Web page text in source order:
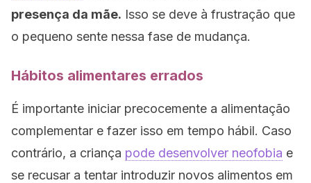
presença da mãe. Isso se deve à frustração que
o pequeno sente nessa fase de mudança.
Hábitos alimentares errados
É importante iniciar precocemente a alimentação
complementar e fazer isso em tempo hábil. Caso
contrário, a criança pode desenvolver neofobia e
se recusar a tentar introduzir novos alimentos em